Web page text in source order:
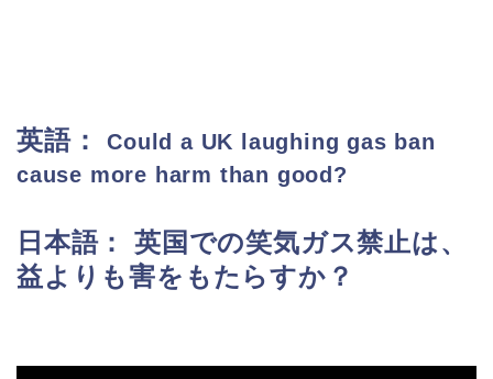
英語：Could a UK laughing gas ban
cause more harm than good?
日本語： 英国での笑気ガス禁止は、
益よりも害をもたらすか？